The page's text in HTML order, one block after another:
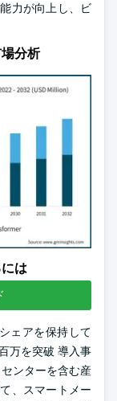
力が向上し、ビ
分析
は
ェアを保持して
万を突破 導入事
ンターを含む産
、スマートメー